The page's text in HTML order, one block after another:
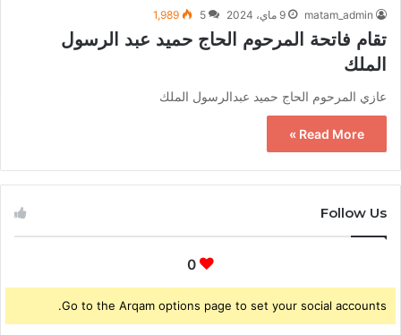
matam_admin 9 ماي، 2024 5
1,989
تقام فاتحة المرحوم الحاج حميد عبد الرسول
الملك
عازي المرحوم الحاج حميد عبدالرسول الملك
Read More »
Follow Us
0
Go to the Arqam options page to set your social accounts.